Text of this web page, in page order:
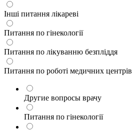
Інші питання лікареві
Питання по гінекології
Питання по лікуванню безпліддя
Питання по роботі медичних центрів
Другие вопросы врачу
Питання по гінекології